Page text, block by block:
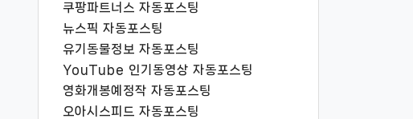
쿠팡파트너스 자동포스팅
뉴스픽 자동포스팅
유기동물정보 자동포스팅
YouTube 인기동영상 자동포스팅
영화개봉예정작 자동포스팅
오아시스피드 자동포스팅